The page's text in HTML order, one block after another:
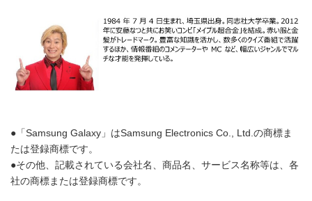
●「Samsung Galaxy」はSamsung Electronics Co., Ltd.の商標ま
たは登録商標です。
●その他、記載されている会社名、商品名、サービス名称等は、各
社の商標または登録商標です。